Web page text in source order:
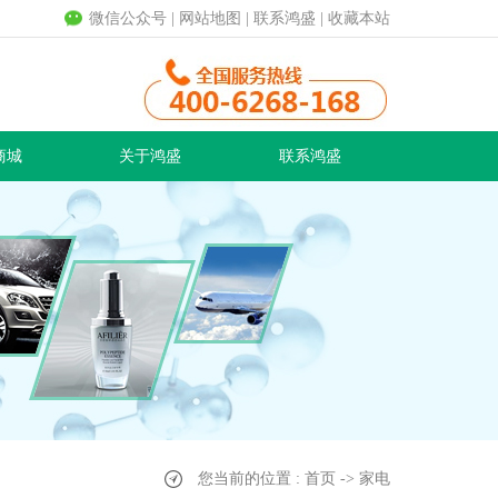
微信公众号 网站地图 联系鸿盛 收藏本站
城 关于鸿盛 联系鸿盛
您当前的位置 : 首页 -> 家电